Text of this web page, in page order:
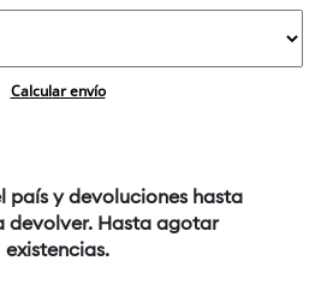
Calcular envío
país y devoluciones hasta
devolver. Hasta agotar
existencias.